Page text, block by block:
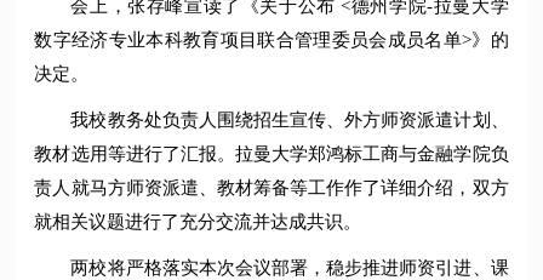
会上，张存峰宣读了《关于公布 <德州学院-拉曼大学
数字经济专业本科教育项目联合管理委员会成员名单>》的
决定。
我校教务处负责人围绕招生宣传、外方师资派遣计划、
教材选用等进行了汇报。拉曼大学郑鸿标工商与金融学院负
责人就马方师资派遣、教材筹备等工作作了详细介绍，双方
就相关议题进行了充分交流并达成共识。
两校将严格落实本次会议部署，稳步推进师资引进、课